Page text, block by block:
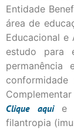
Entidade
área de
Educacional e
estudo para
permanência
Cliqueaqui
e
filantropia